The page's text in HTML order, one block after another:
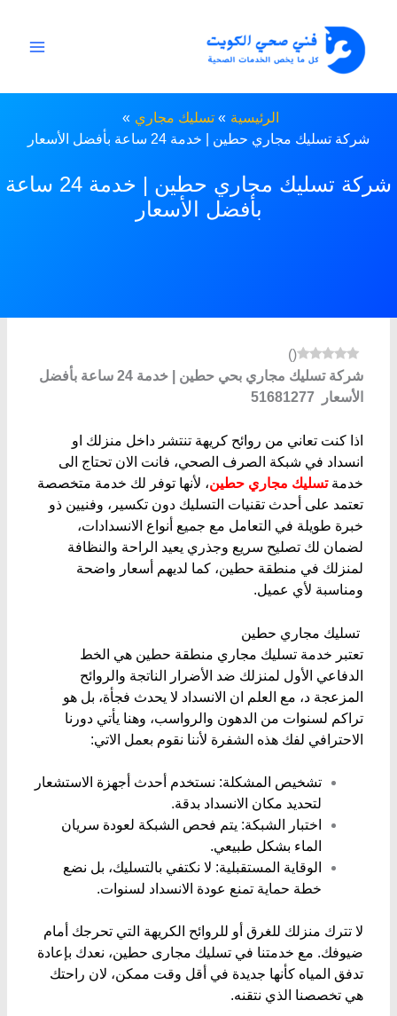
المحتوى
الرئيسية
تسليك مجاري
شركة تسليك مجاري حطين | خدمة 24 ساعة بأفضل الأسعار
شركة تسليك مجاري حطين | خدمة 24 ساعة
بأفضل الأسعار
(
)
شركة تسليك مجاري بحي حطين | خدمة 24 ساعة بأفضل
الأسعار 51681277
اذا كنت تعاني من روائح كريهة تنتشر داخل منزلك او
انسداد في شبكة الصرف الصحي، فانت الان تحتاج الى
خدمةتسليك مجاري حطين، لأنها توفر لك خدمة متخصصة
تعتمد على أحدث تقنيات التسليك دون تكسير، وفنيين ذو
خبرة طويلة في التعامل مع جميع أنواع الانسدادات،
لضمان لك تصليح سريع وجذري يعيد الراحة والنظافة
لمنزلك في منطقة حطين، كما لديهم أسعار واضحة
ومناسبة لأي عميل.
​ تسليك مجاري حطين
​تعتبر خدمة تسليك مجاري منطقة حطين هي الخط
الدفاعي الأول لمنزلك ضد الأضرار الناتجة والروائح
المزعجة د، مع العلم ان الانسداد لا يحدث فجأة، بل هو
تراكم لسنوات من الدهون والرواسب، وهنا يأتي دورنا
الاحترافي لفك هذه الشفرة لأننا نقوم بعمل الاتي:
​تشخيص المشكلة: نستخدم أحدث أجهزة الاستشعار
لتحديد مكان الانسداد بدقة.
اختبار الشبكة: يتم فحص الشبكة لعودة سريان
الماء بشكل طبيعي.
​الوقاية المستقبلية: لا نكتفي بالتسليك، بل نضع
خطة حماية تمنع عودة الانسداد لسنوات.
​لا تترك منزلك للغرق أو للروائح الكريهة التي تحرجك أمام
ضيوفك. مع خدمتنا في تسليك مجارى حطين، نعدك بإعادة
تدفق المياه كأنها جديدة في أقل وقت ممكن، لان راحتك
هي تخصصنا الذي نتقنه.